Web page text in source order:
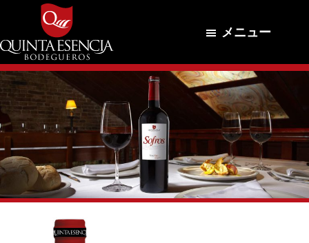
main
content
primary
sidebar
footer
Bodegueros
Quinta
Esencia
Clima,
Tierra
y
Pasión.
メニュー